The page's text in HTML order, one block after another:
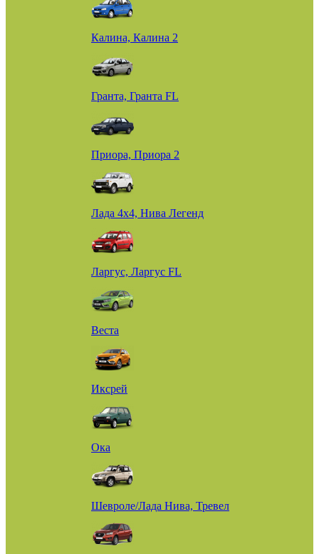
Калина, Калина 2
Гранта, Гранта FL
Приора, Приора 2
Лада 4х4, Нива Легенд
Ларгус, Ларгус FL
Веста
Иксрей
Ока
Шевроле/Лада Нива, Тревел